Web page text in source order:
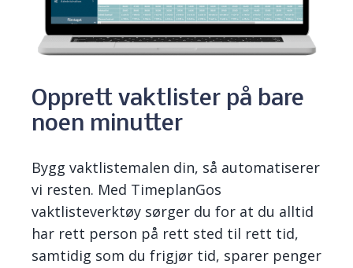
Opprett vaktlister på bare
noen minutter
Bygg vaktlistemalen din, så automatiserer
vi resten. Med TimeplanGos
vaktlisteverktøy sørger du for at du alltid
har rett person på rett sted til rett tid,
samtidig som du frigjør tid, sparer penger